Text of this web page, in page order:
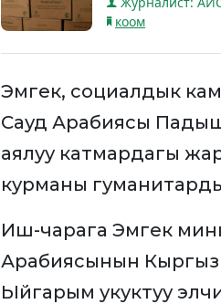
коом
Эмгек, социалдык
Сауд Арабиясы
аялуу катмардагы
курманы
Иш-чарага Эмгек
Арабиясынын
Ыйгарым укуктуу